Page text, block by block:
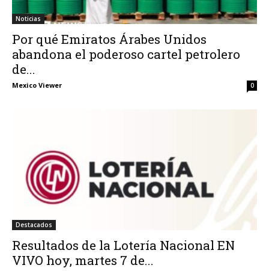
Noticias
Por qué Emiratos Árabes Unidos
abandona el poderoso cartel petrolero
de...
Mexico Viewer 0
Destacados
Resultados de la Lotería Nacional EN
VIVO hoy, martes 7 de...